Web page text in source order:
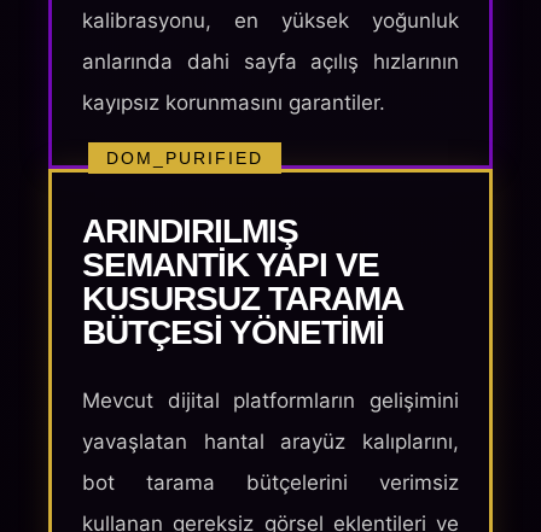
kalibrasyonu, en yüksek yoğunluk
anlarında dahi sayfa açılış hızlarının
kayıpsız korunmasını garantiler.
DOM_PURIFIED
ARINDIRILMIŞ
SEMANTIK YAPI VE
KUSURSUZ TARAMA
BÜTÇESI YÖNETIMI
Mevcut dijital platformların gelişimini
yavaşlatan hantal arayüz kalıplarını,
bot tarama bütçelerini verimsiz
kullanan gereksiz görsel eklentileri ve